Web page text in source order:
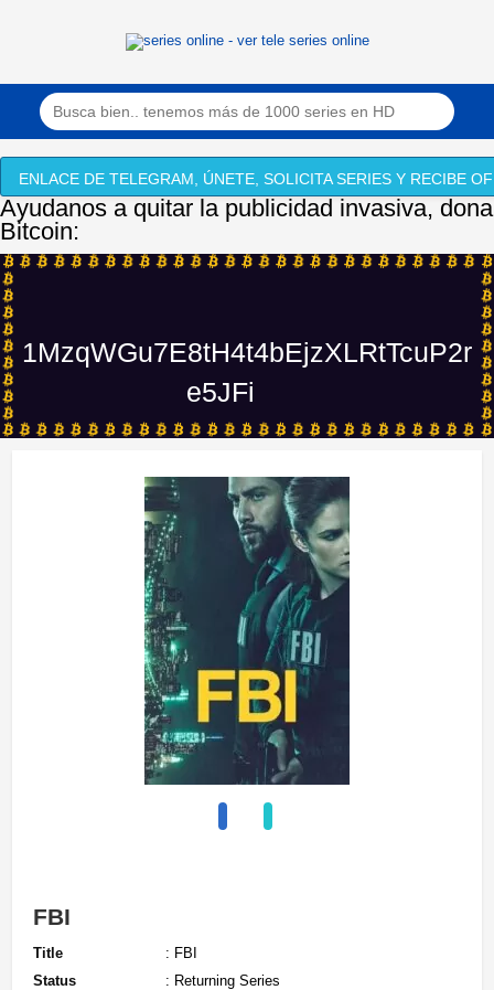
ENLACE DE TELEGRAM, ÚNETE, SOLICITA SERIES Y RECIBE
Ayudanos a quitar la publicidad invasiva, dona
Bitcoin:
1MzqWGu7E8tH4t4bEjzXLRtTcuP2r
e5JFi
FBI
Title
: FBI
Status
: Returning Series